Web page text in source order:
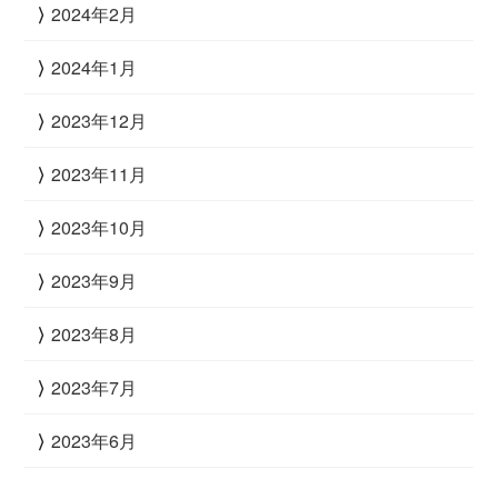
2024年2月
2024年1月
2023年12月
2023年11月
2023年10月
2023年9月
2023年8月
2023年7月
2023年6月